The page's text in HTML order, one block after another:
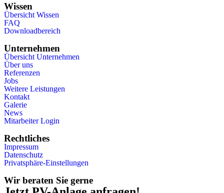
Wissen
Übersicht Wissen
FAQ
Downloadbereich
Unternehmen
Übersicht Unternehmen
Über uns
Referenzen
Jobs
Weitere Leistungen
Kontakt
Galerie
News
Mitarbeiter Login
Rechtliches
Impressum
Datenschutz
Privatsphäre-Einstellungen
Wir beraten Sie gerne